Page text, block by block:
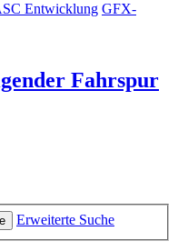
Entwicklung GFX-
Fahrspur
Erweiterte Suche